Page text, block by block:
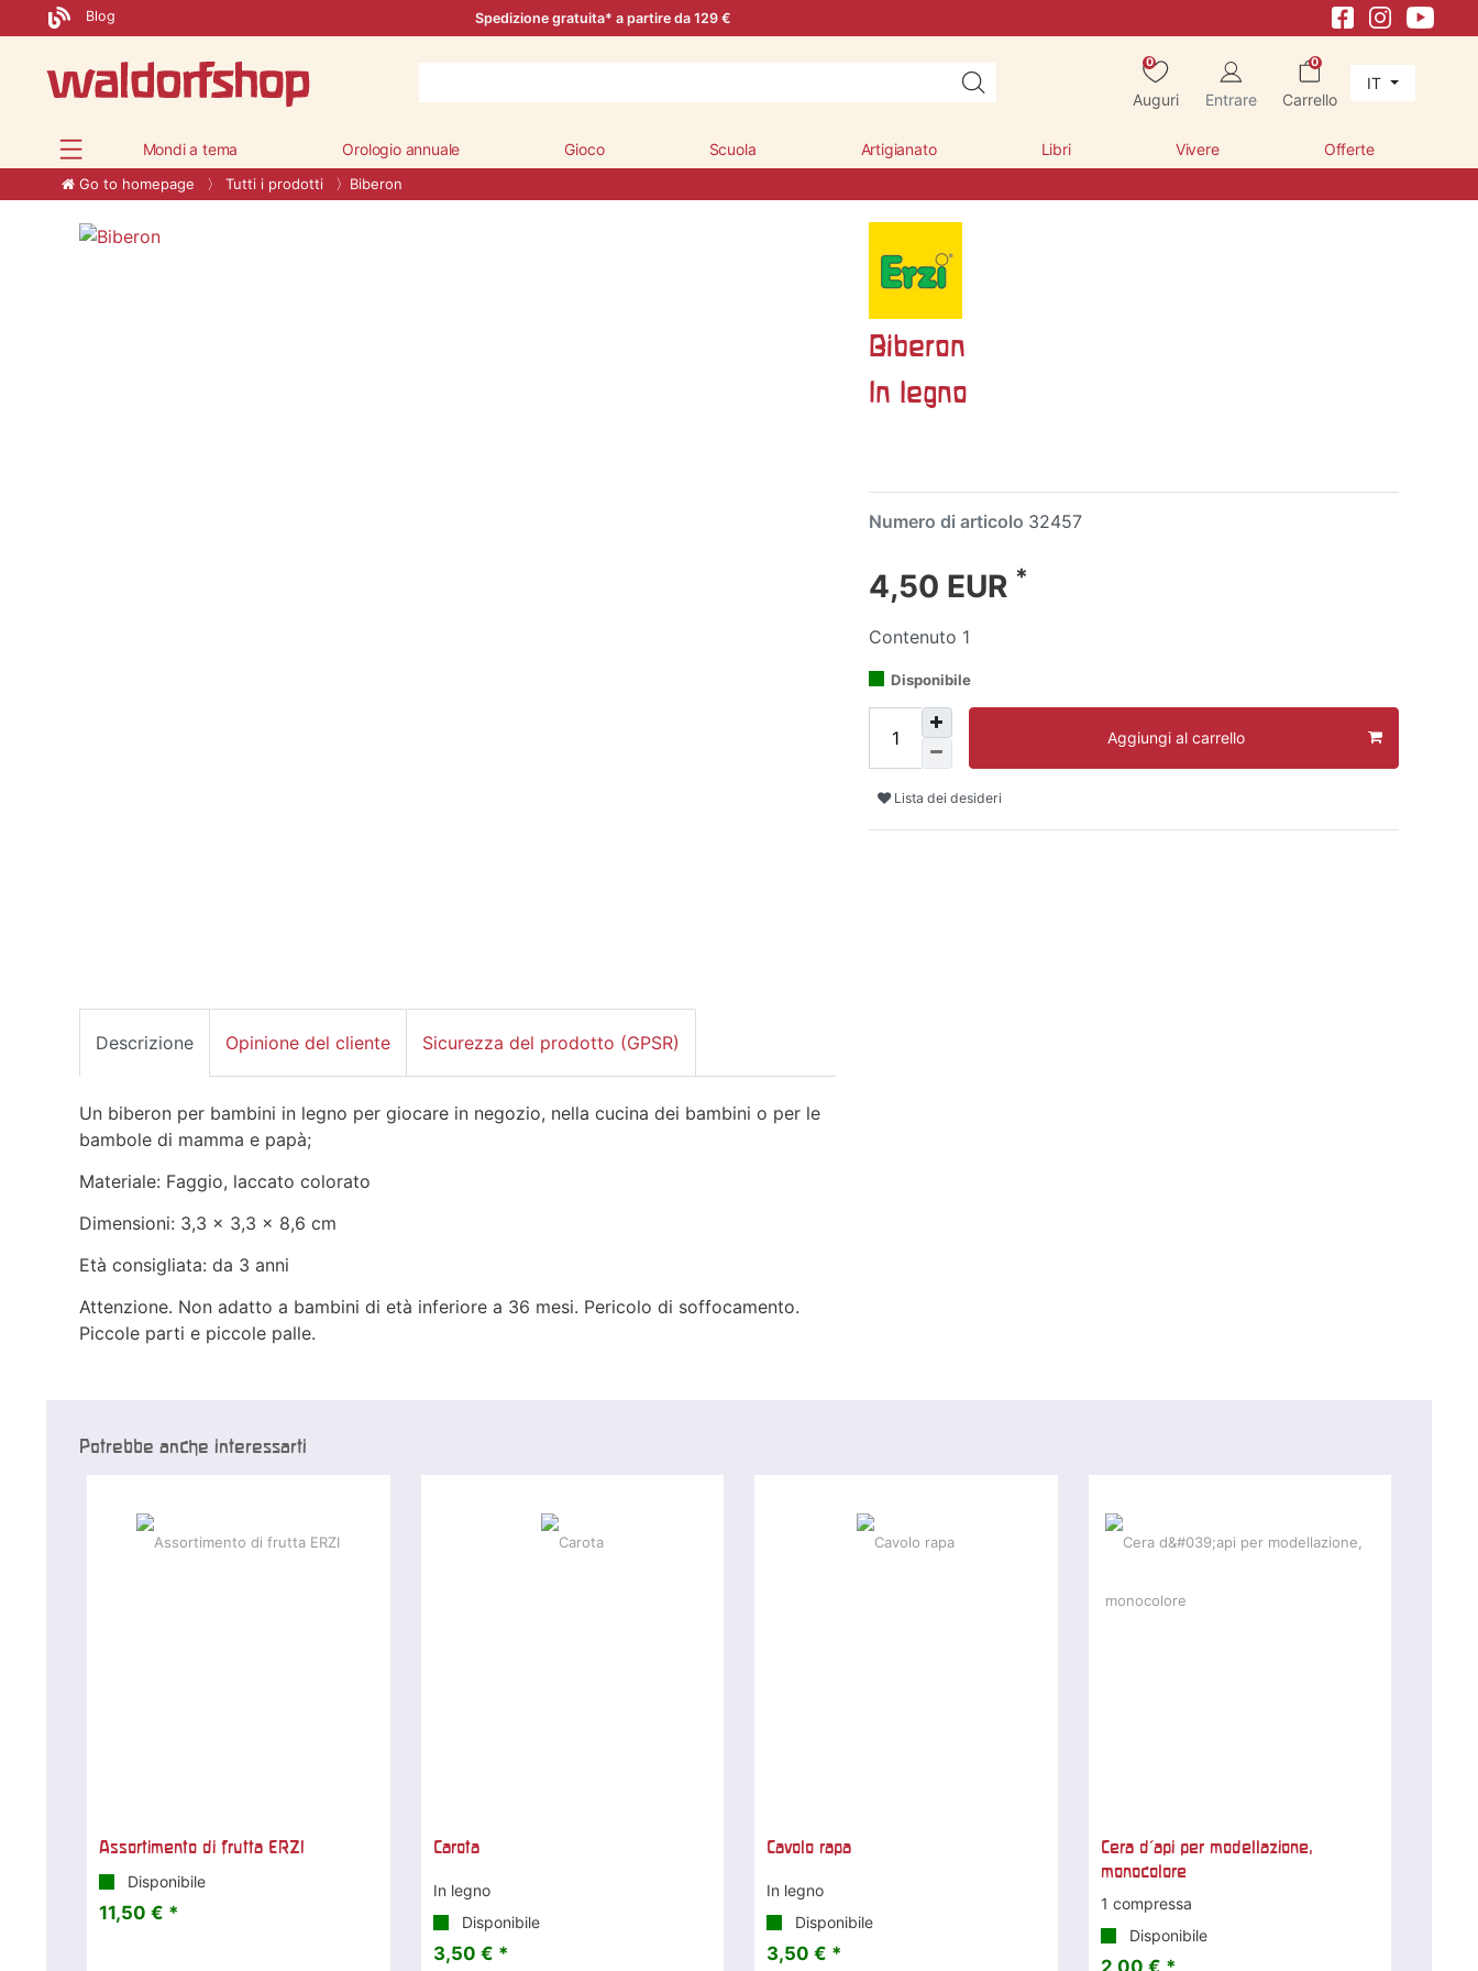
Blog Spedizione gratuita* a partire da 129 €
0
Auguri Entrare
0
Carrello
IT
Mondi a tema Orologio annuale Gioco Scuola Artigianato Libri Vivere Offerte
Go to homepage Tutti i prodotti Biberon
Biberon
In legno
Numero di articolo 32457
4,50 EUR *
Contenuto 1
Disponibile
Aggiungi al carrello
Lista dei desideri
Descrizione Opinione del cliente Sicurezza del prodotto (GPSR)
Un biberon per bambini in legno per giocare in negozio, nella cucina dei bambini o per le
bambole di mamma e papà;
Materiale: Faggio, laccato colorato
Dimensioni: 3,3 x 3,3 x 8,6 cm
Età consigliata: da 3 anni
Attenzione. Non adatto a bambini di età inferiore a 36 mesi. Pericolo di soffocamento.
Piccole parti e piccole palle.
Potrebbe anche interessarti
Assortimento di frutta ERZI
Disponibile
11,50 € *
Carota
In legno
Disponibile
3,50 € *
Cavolo rapa
In legno
Disponibile
3,50 € *
Cera d'api per modellazione,
monocolore
1 compressa
Disponibile